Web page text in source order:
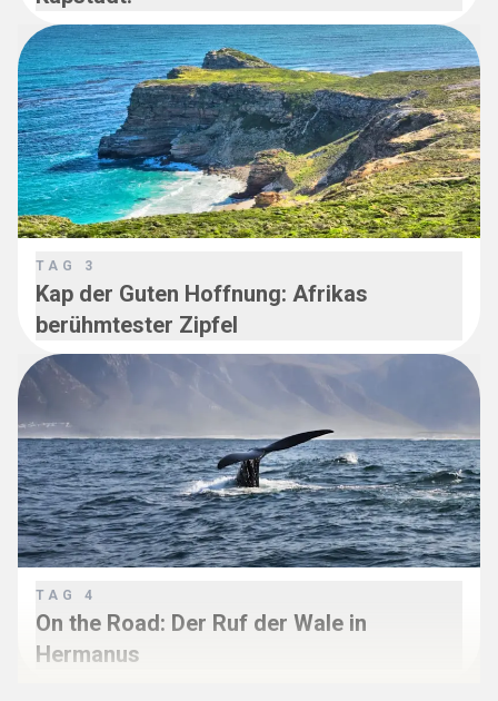
TAG 3
Kap der Guten Hoffnung: Afrikas
berühmtester Zipfel
TAG 4
On the Road: Der Ruf der Wale in
Hermanus